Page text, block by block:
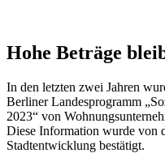
Hohe Beträge
In den letzten zwei Jahren
Berliner Landesprogramm
2023“ von
Diese Information wurde von
Stadtentwicklung bestätigt.